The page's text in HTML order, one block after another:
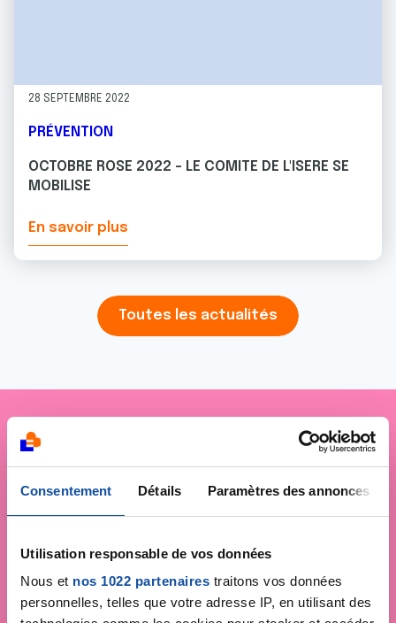
Consentement Détails Paramètres des annonces
Utilisation responsable de vos données
Nous et nos 1022 partenaires traitons vos données
personnelles, telles que votre adresse IP, en utilisant des
28 SEPTEMBRE 2022
PRÉVENTION
OCTOBRE ROSE 2022 - LE COMITE DE L'ISERE SE
MOBILISE
En savoir plus
Toutes les actualités
Je soutiensLa Ligue
contre le cancer